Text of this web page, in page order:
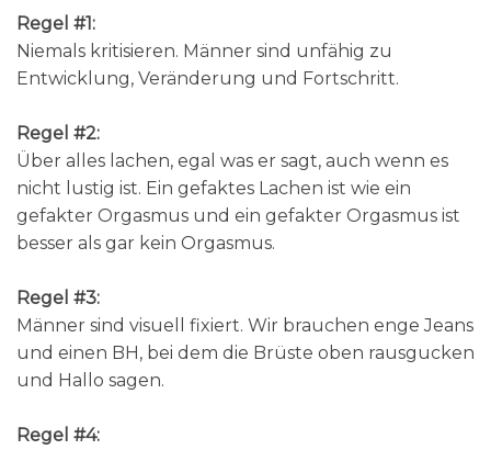
Regel #1:
Niemals kritisieren. Männer sind unfähig zu
Entwicklung, Veränderung und Fortschritt.
Regel #2:
Über alles lachen, egal was er sagt, auch wenn es
nicht lustig ist. Ein gefaktes Lachen ist wie ein
gefakter Orgasmus und ein gefakter Orgasmus ist
besser als gar kein Orgasmus.
Regel #3:
Männer sind visuell fixiert. Wir brauchen enge Jeans
und einen BH, bei dem die Brüste oben rausgucken
und Hallo sagen.
Regel #4: